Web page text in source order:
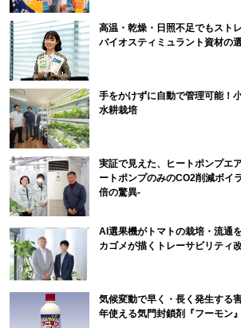
高温・乾燥・日照不足でもスト
バイオスティミュラント資材の
手をかけずに自動で管理可能！
水耕栽培
実証で見えた、ヒートポンプエ
ートポンプのみのCO2削減ボイ
倍の驚異-
AI選果機がトマトの栽培・流通
カゴメが描くトレーサビリティ
気候変動で早く・長く発生する
年使える気門封鎖剤『フーモン』